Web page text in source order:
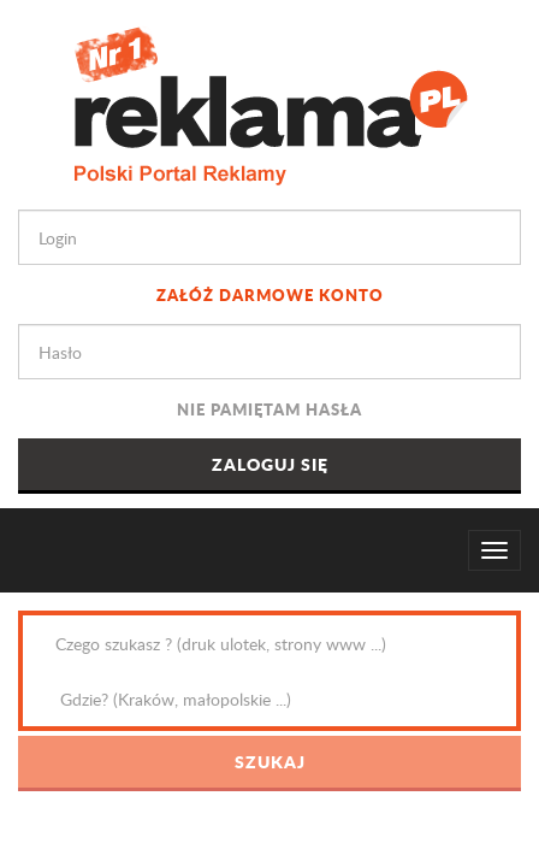
ZAŁÓŻ DARMOWE KONTO
NIE PAMIĘTAM HASŁA